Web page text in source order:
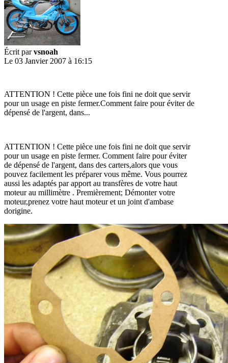
Écrit parvsnoah
Le 03 Janvier 2007 à 16:15
ATTENTION ! Cette pièce une fois fini ne doit que servir
pour un usage en piste fermer.Comment faire pour éviter de
dépensé de l'argent, dans...
ATTENTION ! Cette pièce une fois fini ne doit que servir
pour un usage en piste fermer. Comment faire pour éviter
de dépensé de l'argent, dans des carters,alors que vous
pouvez facilement les préparer vous même. Vous pourrez
aussi les adaptés par apport au transfères de votre haut
moteur au millimètre . Premièrement; Démonter votre
moteur,prenez votre haut moteur et un joint d'ambase
dorigine.